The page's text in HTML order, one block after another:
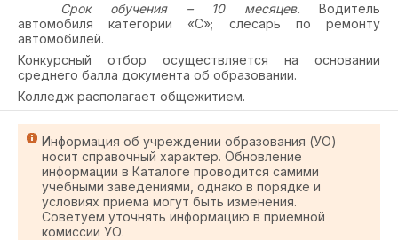
Срок обучения – 10 месяцев.
Водитель
автомобиля категории «С»; слесарь по ремонту
автомобилей.
Конкурсный отбор осуществляется на основании
среднего балла документа об образовании.
Колледж располагает общежитием.
Информация об учреждении образования (УО)
носит справочный характер. Обновление
информации в Каталоге проводится самими
учебными заведениями, однако в порядке и
условиях приема могут быть изменения.
Советуем уточнять информацию в приемной
комиссии УО.